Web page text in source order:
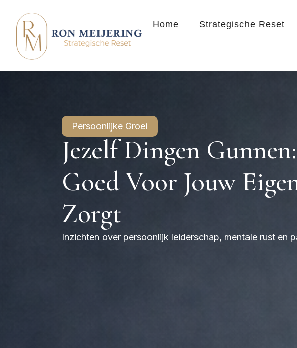
Home Strategische Reset
Persoonlijke Groei
Jezelf Dingen
Goed Voor Jouw
Zorgt
Inzichten over persoonlijk leiderschap, mentale rust en